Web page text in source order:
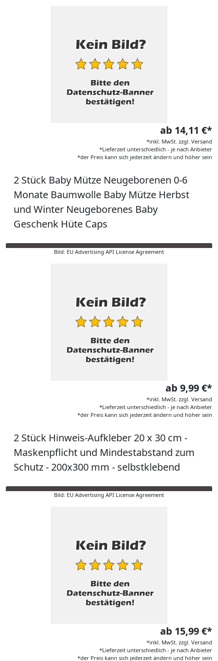
ab 14,11 €*
*inkl. MwSt. zzgl. Versand
*Lieferzeit unterschiedlich - je nach Anbieter
*der Preis kann sich jederzeit ändern und höher sein
2 Stück Baby Mütze Neugeborenen 0-6
Monate Baumwolle Baby Mütze Herbst
und Winter Neugeborenes Baby
Geschenk Hüte Caps
Bild: EU Advertising API License Agreement
ab 9,99 €*
*inkl. MwSt. zzgl. Versand
*Lieferzeit unterschiedlich - je nach Anbieter
*der Preis kann sich jederzeit ändern und höher sein
2 Stück Hinweis-Aufkleber 20 x 30 cm -
Maskenpflicht und Mindestabstand zum
Schutz - 200x300 mm - selbstklebend
Bild: EU Advertising API License Agreement
ab 15,99 €*
*inkl. MwSt. zzgl. Versand
*Lieferzeit unterschiedlich - je nach Anbieter
*der Preis kann sich jederzeit ändern und höher sein